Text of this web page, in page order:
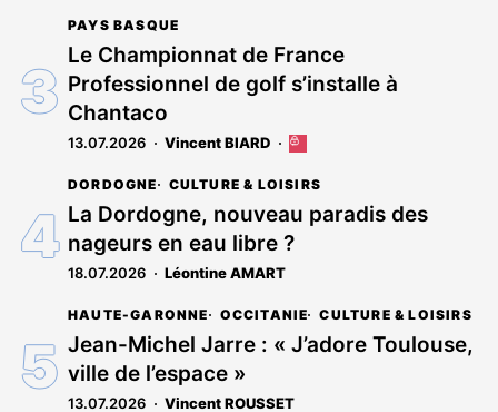
PAYS BASQUE
Le Championnat de France
Professionnel de golf s’installe à
Chantaco
13.07.2026 Vincent BIARD
Cet
est
réservé
aux
abonnés
DORDOGNE CULTURE & LOISIRS
La Dordogne, nouveau paradis des
nageurs en eau libre ?
18.07.2026 Léontine AMART
HAUTE-GARONNE OCCITANIE CULTURE & LOISIRS
Jean-Michel Jarre : « J’adore Toulouse,
ville de l’espace »
13.07.2026 Vincent ROUSSET